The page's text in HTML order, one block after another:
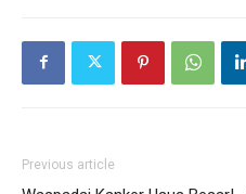
Previous article